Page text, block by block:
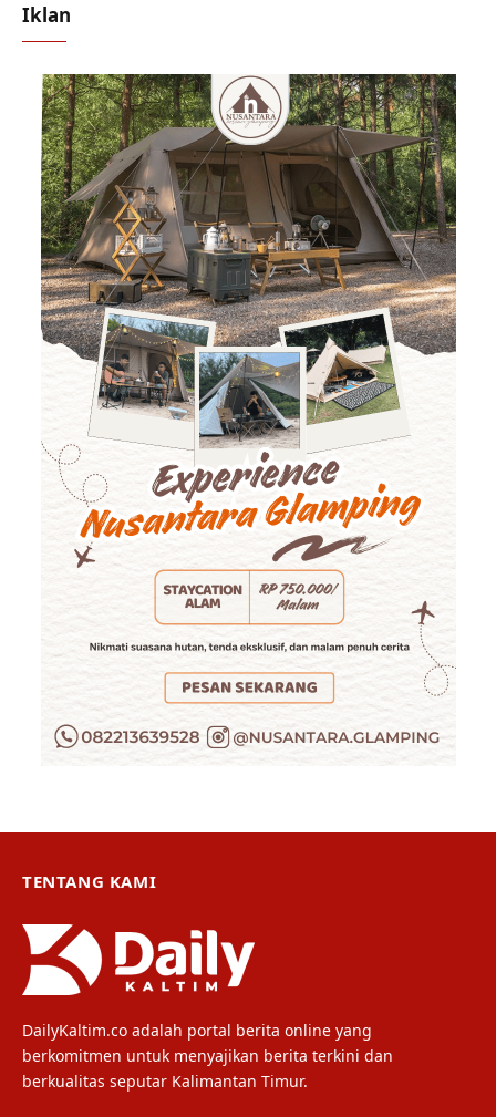
Iklan
TENTANG KAMI
DailyKaltim.co adalah portal berita online yang
berkomitmen untuk menyajikan berita terkini dan
berkualitas seputar Kalimantan Timur.